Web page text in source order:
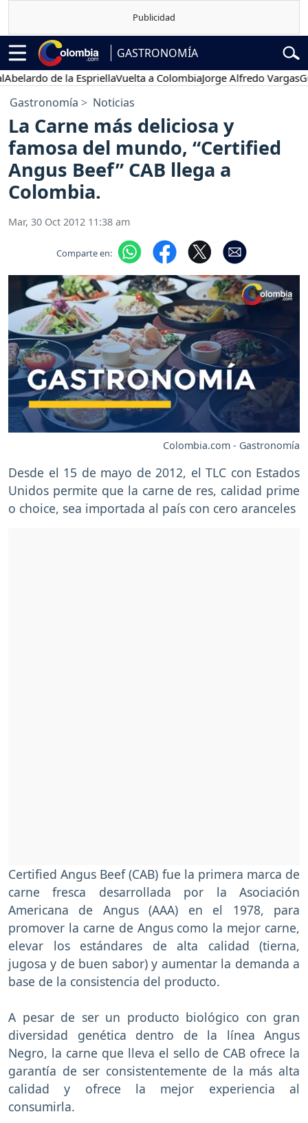
GASTRONOMÍA
de la EspriellaVuelta a ColombiaJorge Alfredo Vargas
Gastronomía Noticias
La Carne más deliciosa y
famosa del mundo, “Certified
Angus Beef” CAB llega a
Colombia.
Mar, 30 Oct 2012 11:38 am
Comparte en:
Colombia.com - Gastronomía
Desde el 15 de mayo de 2012, el TLC con Estados
Unidos permite que la carne de res, calidad prime
o choice, sea importada al país con cero aranceles
Certified Angus Beef (CAB) fue la primera marca de
carne fresca desarrollada por la Asociación
Americana de Angus (AAA) en el 1978, para
promover la carne de Angus como la mejor carne,
elevar los estándares de alta calidad (tierna,
jugosa y de buen sabor) y aumentar la demanda a
base de la consistencia del producto.
A pesar de ser un producto biológico con gran
diversidad genética dentro de la línea Angus
Negro, la carne que lleva el sello de CAB ofrece la
garantía de ser consistentemente de la más alta
calidad y ofrece la mejor experiencia al
consumirla.